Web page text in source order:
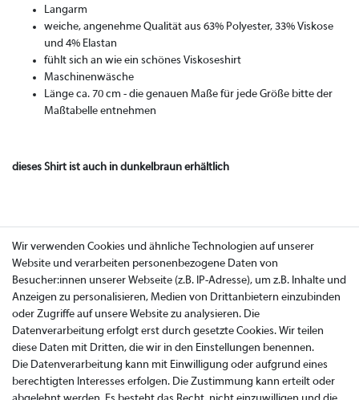
Langarm
weiche, angenehme Qualität aus 63% Polyester, 33% Viskose
und 4% Elastan
fühlt sich an wie ein schönes Viskoseshirt
Maschinenwäsche
Länge ca. 70 cm - die genauen Maße für jede Größe bitte der
Maßtabelle entnehmen
dieses Shirt ist auch in dunkelbraun erhältlich
Wir verwenden Cookies und ähnliche Technologien auf unserer
Website und verarbeiten personenbezogene Daten von
Besucher:innen unserer Webseite (z.B. IP-Adresse), um z.B. Inhalte und
Anzeigen zu personalisieren, Medien von Drittanbietern einzubinden
oder Zugriffe auf unsere Website zu analysieren. Die
Datenverarbeitung erfolgt erst durch gesetzte Cookies. Wir teilen
diese Daten mit Dritten, die wir in den Einstellungen benennen.
Die Datenverarbeitung kann mit Einwilligung oder aufgrund eines
berechtigten Interesses erfolgen. Die Zustimmung kann erteilt oder